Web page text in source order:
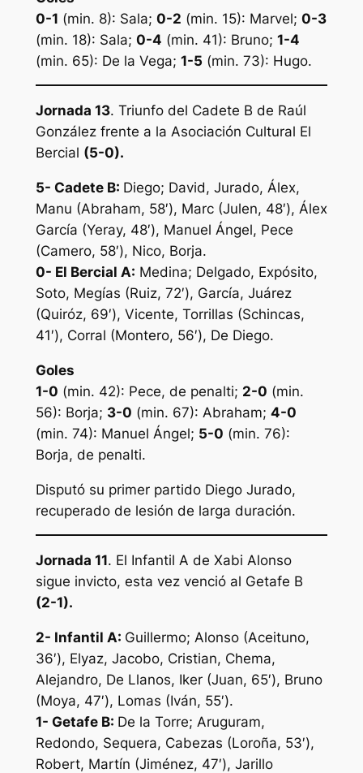
0-1 (min. 8): Sala; 0-2 (min. 15): Marvel; 0-3
(min. 18): Sala; 0-4 (min. 41): Bruno; 1-4
(min. 65): De la Vega; 1-5 (min. 73): Hugo.
Jornada 13. Triunfo del Cadete B de Raúl
González frente a la Asociación Cultural El
Bercial (5-0).
5- Cadete B: Diego; David, Jurado, Álex,
Manu (Abraham, 58′), Marc (Julen, 48′), Álex
García (Yeray, 48′), Manuel Ángel, Pece
(Camero, 58′), Nico, Borja.
0- El Bercial A: Medina; Delgado, Expósito,
Soto, Megías (Ruiz, 72′), García, Juárez
(Quiróz, 69′), Vicente, Torrillas (Schincas,
41′), Corral (Montero, 56′), De Diego.
Goles
1-0 (min. 42): Pece, de penalti; 2-0 (min.
56): Borja; 3-0 (min. 67): Abraham; 4-0
(min. 74): Manuel Ángel; 5-0 (min. 76):
Borja, de penalti.
Disputó su primer partido Diego Jurado,
recuperado de lesión de larga duración.
Jornada 11. El Infantil A de Xabi Alonso
sigue invicto, esta vez venció al Getafe B
(2-1).
2- Infantil A: Guillermo; Alonso (Aceituno,
36′), Elyaz, Jacobo, Cristian, Chema,
Alejandro, De Llanos, Iker (Juan, 65′), Bruno
(Moya, 47′), Lomas (Iván, 55′).
1- Getafe B: De la Torre; Aruguram,
Redondo, Sequera, Cabezas (Loroña, 53′),
Robert, Martín (Jiménez, 47′), Jarillo